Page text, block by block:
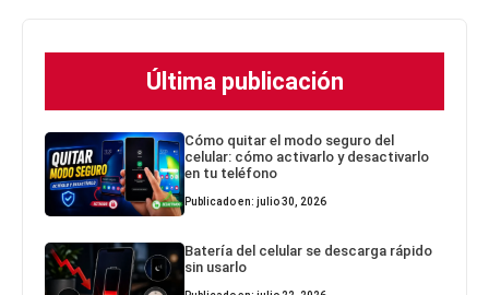
Última publicación
Cómo quitar el modo seguro del
celular: cómo activarlo y desactivarlo
en tu teléfono
Publicado en: julio 30, 2026
Batería del celular se descarga rápido
sin usarlo